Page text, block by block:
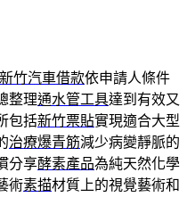
新竹汽車借款依申請人條件
整理通水管工具達到有效又
包括新竹票貼實現適合大型
治療爆青筋減少病變靜脈的
分享酵素產品為純天然化學
術素描材質上的視覺藝術和